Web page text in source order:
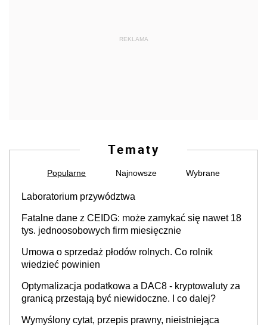
REKLAMA
Tematy
Popularne Najnowsze Wybrane
Laboratorium przywództwa
Fatalne dane z CEIDG: może zamykać się nawet 18
tys. jednoosobowych firm miesięcznie
Umowa o sprzedaż płodów rolnych. Co rolnik
wiedzieć powinien
Optymalizacja podatkowa a DAC8 - kryptowaluty za
granicą przestają być niewidoczne. I co dalej?
Wymyślony cytat, przepis prawny, nieistniejąca